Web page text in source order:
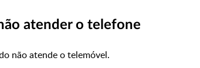
atender o telefone
não atende o telemóvel.